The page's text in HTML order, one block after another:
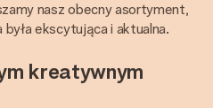
nasz obecny asortyment,
ekscytująca i aktualna.
kreatywnym